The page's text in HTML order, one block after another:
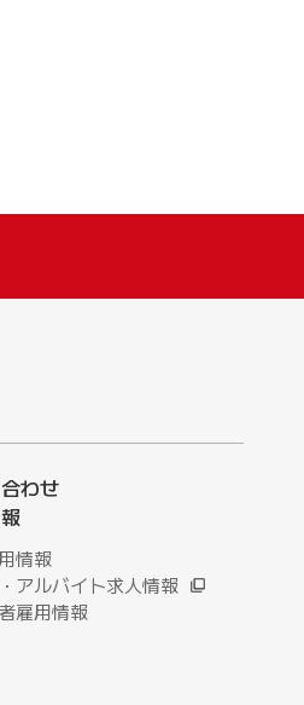
わせ
情報
アルバイト求人情報
雇用情報